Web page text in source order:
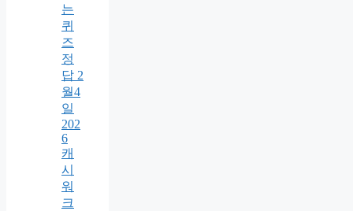
는
퀴
즈
정
답 2
월4
일
202
6
캐
시
워
크